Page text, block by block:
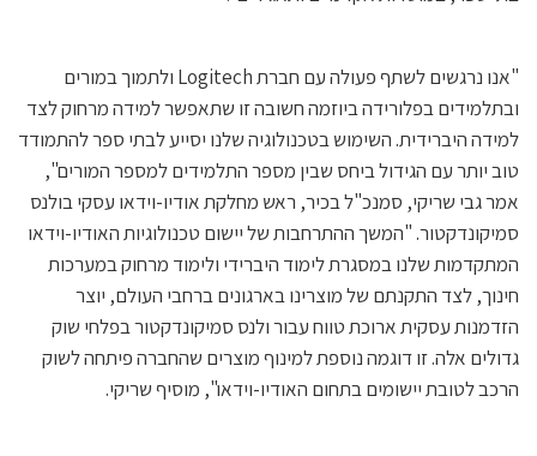
"אנו נרגשים לשתף פעולה עם חברת Logitech ולתמוך במורים
ובתלמידים בפלורידה ביוזמה חשובה זו שתאפשר למידה מרחוק לצד
למידה היברידית. השימוש בטכנולוגיה שלנו יסייע לבתי ספר להתמודד
טוב יותר עם הגידול ביחס שבין מספר התלמידים למספר המורים",
אמר גבי שריקי, סמנכ"ל בכיר, ראש מחלקת אודיו-וידאו עסקי בולנס
סמיקונדקטור. "המשך ההתרחבות של יישום טכנולוגיות האודיו-וידאו
המתקדמות שלנו במסגרת לימוד היברידי ולימוד מרחוק במערכות
חינוך, לצד התקנתם של מוצרינו בארגונים ברחבי העולם, יוצר
הזדמנות עסקית ארוכת טווח עבור ולנס סמיקונדקטור בפלחי שוק
גדולים אלה. זו דוגמה נוספת למינוף מוצרים שהחברה פיתחה לשוק
הרכב לטובת יישומים בתחום האודיו-וידאו", מוסיף שריקי.